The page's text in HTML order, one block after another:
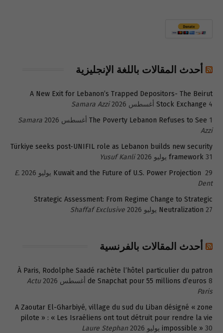
أحدث المقالات باللغة الإنجليزية
A New Exit for Lebanon’s Trapped Depositors- The Beirut
Stock Exchange 4 أغسطس 2026
Samara Azzi
The Poverty Lebanon Refuses to See 1 أغسطس 2026
Samara
Azzi
Türkiye seeks post-UNIFIL role as Lebanon builds new security
framework 31 يوليو 2026
Yusuf Kanli
Kuwait and the Future of U.S. Power Projection 29 يوليو 2026
E.
Dent
Strategic Assessment: From Regime Change to Strategic
Neutralization 27 يوليو 2026 Shaffaf Exclusive
أحدث المقالات بالفرنسية
À Paris, Rodolphe Saadé rachète l’hôtel particulier du patron
de Snapchat pour 55 millions d’euros 8 أغسطس 2026
Actu
Paris
A Zaoutar El-Gharbiyé, village du sud du Liban désigné « zone
pilote » : « Les Israéliens ont tout détruit pour rendre la vie
impossible » 30 يوليو 2026
Laure Stephan